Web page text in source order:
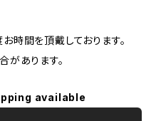
間を頂戴しております。
があります。
available